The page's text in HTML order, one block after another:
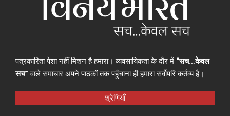
पत्रकारिता पेशा नहीं मिशन है हमारा। व्यवसायिकता के दौर में “सच…केवल
सच” वाले समाचार अपने पाठकों तक पहुँचाना ही हमारा सर्वोपरि कर्तव्य है।
श्रेणियाँ